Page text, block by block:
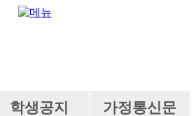
학생공지 가정통신문